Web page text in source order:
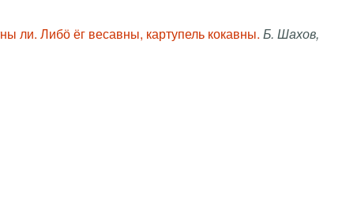
ли. Либӧ ёг весавны, картупель кокавны. Б. Шахов,